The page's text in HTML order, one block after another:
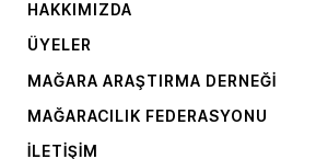
HAKKIMIZDA
ÜYELER
MAĞARA ARAŞTIRMA DERNEĞI
MAĞARACILIK FEDERASYONU
İLETIŞIM